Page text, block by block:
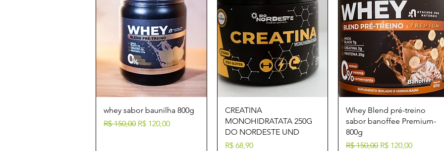
Visualização rápida
whey sabor baunilha 800g
Preço normal
R$ 150,00 Preço promocional
R$ 120,00
Visualização rápida
CREATINA
MONOHIDRATATA 250G
DO NORDESTE UND
Preço
R$ 68,90
Visualização rápida
Whey Blend pré-treino
sabor banoffee Premium-
800g
Preço normal
R$ 150,00 Preço promocional
R$ 120,00